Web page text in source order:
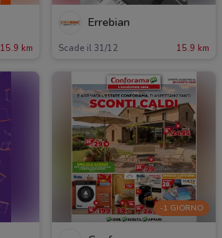
15.9 km
Errebian
Scade il 31/12 15.9 km
-1 GIORNO